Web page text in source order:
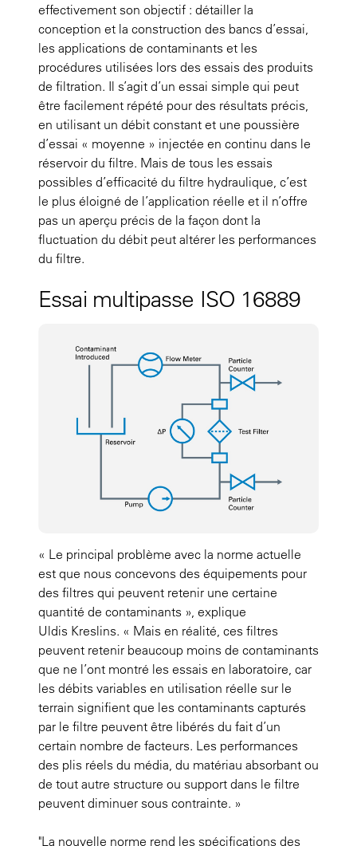
effectivement son objectif : détailler la
conception et la construction des bancs d’essai,
les applications de contaminants et les
procédures utilisées lors des essais des produits
de filtration. Il s’agit d’un essai simple qui peut
être facilement répété pour des résultats précis,
en utilisant un débit constant et une poussière
d’essai « moyenne » injectée en continu dans le
réservoir du filtre. Mais de tous les essais
possibles d’efficacité du filtre hydraulique, c’est
le plus éloigné de l’application réelle et il n’offre
pas un aperçu précis de la façon dont la
fluctuation du débit peut altérer les performances
du filtre.
Essai multipasse ISO 16889
« Le principal problème avec la norme actuelle
est que nous concevons des équipements pour
des filtres qui peuvent retenir une certaine
quantité de contaminants », explique
Uldis Kreslins. « Mais en réalité, ces filtres
peuvent retenir beaucoup moins de contaminants
que ne l’ont montré les essais en laboratoire, car
les débits variables en utilisation réelle sur le
terrain signifient que les contaminants capturés
par le filtre peuvent être libérés du fait d’un
certain nombre de facteurs. Les performances
des plis réels du média, du matériau absorbant ou
de tout autre structure ou support dans le filtre
peuvent diminuer sous contrainte. »
"La nouvelle norme rend les spécifications des